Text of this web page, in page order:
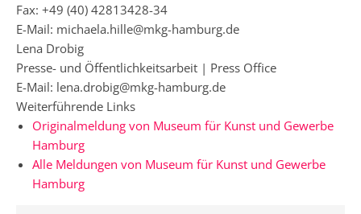
Fax: +49 (40) 42813428-34
E-Mail: michaela.hille@mkg-hamburg.de
Lena Drobig
Presse- und Öffentlichkeitsarbeit | Press Office
E-Mail: lena.drobig@mkg-hamburg.de
Weiterführende Links
Originalmeldung von Museum für Kunst und Gewerbe
Hamburg
Alle Meldungen von Museum für Kunst und Gewerbe
Hamburg